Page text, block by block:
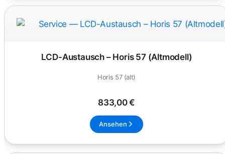
LCD-Austausch – Horis 57 (Altmodell)
Horis 57 (alt)
833,00 €
Ansehen